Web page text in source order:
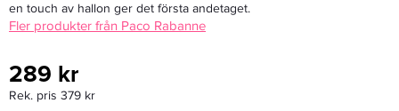
en touch av hallon ger det första andetaget.
Fler produkter från Paco Rabanne
289 kr
Rek. pris 379 kr